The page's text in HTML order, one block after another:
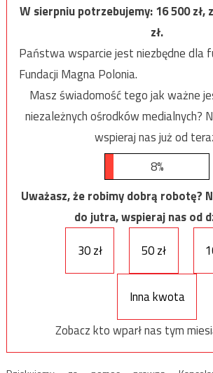
W sierpniu potrzebujemy:16 500zł,
zł.
Państwa wsparcie jest niezbędne dla
Fundacji Magna Polonia.
Masz świadomość tego jak ważne
niezależnych ośrodków medialnych?
wspieraj nas już od
8%
Uważasz, że robimy dobrą robotę?
do jutra, wspieraj nas od
30 zł
50 zł
Inna kwota
Zobacz kto wparł nas tym